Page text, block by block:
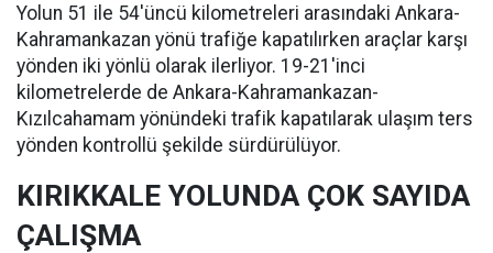
Yolun 51 ile 54'üncü kilometreleri arasındaki Ankara-
Kahramankazan yönü trafiğe kapatılırken araçlar karşı
yönden iki yönlü olarak ilerliyor. 19-21'inci
kilometrelerde de Ankara-Kahramankazan-
Kızılcahamam yönündeki trafik kapatılarak ulaşım ters
yönden kontrollü şekilde sürdürülüyor.
KIRIKKALE YOLUNDA ÇOK SAYIDA
ÇALIŞMA